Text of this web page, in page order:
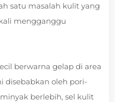
satu masalah kulit yang
mengganggu
berwarna gelap di area
disebabkan oleh pori-
berlebih, sel kulit